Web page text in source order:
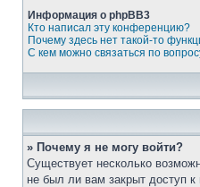
Информация о phpBB3
Кто написал эту конференцию?
Почему здесь нет такой-то
С кем можно связаться по
» Почему я не могу войти?
Существует несколько
не был ли вам закрыт доступ